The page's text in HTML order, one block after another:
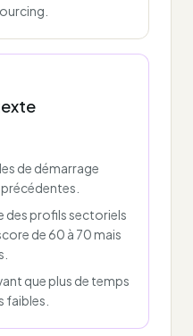
de démarrage
des profils sectoriels
de 60 à 70 mais
que plus de temps
faibles.